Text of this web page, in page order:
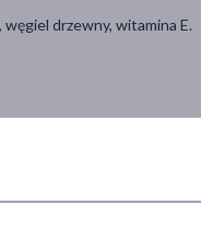
drzewny, witamina E.
a następnie dokładnie